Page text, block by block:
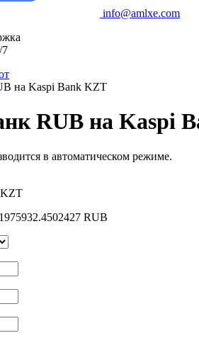
info@amlxe.com
7
на Kaspi Bank KZT
RUB на Kaspi
в автоматическом режиме.
KZT
RUB